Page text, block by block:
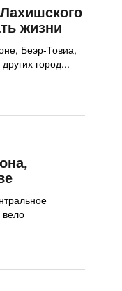
жизни
Беэр-Товиа,
город...